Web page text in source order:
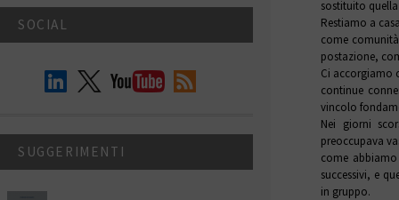
sostituito
Restiamo a
come
postazione,
Ci accorgiamo
continue
vincolo
Nei giorni
preoccupava
come
successivi, e
in gruppo.
SOCIAL
SUGGERIMENTI